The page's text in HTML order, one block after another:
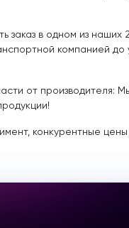
заказ в одном из наших
компанией до
от производителя:
конкурентные